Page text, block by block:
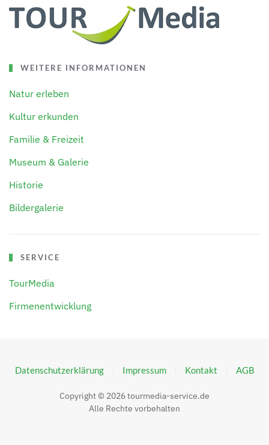
WEITERE INFORMATIONEN
Natur erleben
Kultur erkunden
Familie & Freizeit
Museum & Galerie
Historie
Bildergalerie
SERVICE
TourMedia
Firmenentwicklung
Datenschutzerklärung Impressum Kontakt AGB
Copyright © 2026tourmedia-service.de
Alle Rechte vorbehalten